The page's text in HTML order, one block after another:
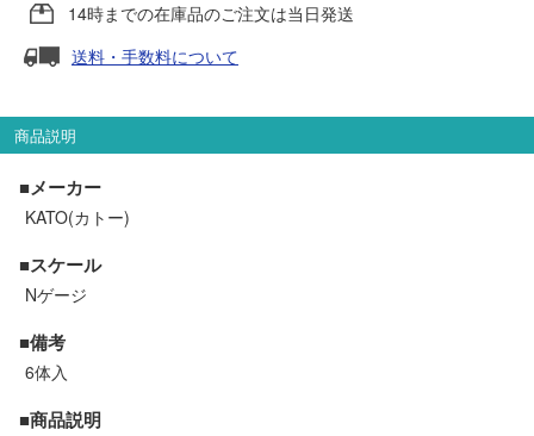
トラムウェイ
TTC
セール品・キャンペーン
セール商品
14時までの在庫品のご注文は当日発送
送料・手数料について
商品説明
■メーカー
KATO(カトー)
■スケール
Nゲージ
■備考
6体入
■商品説明